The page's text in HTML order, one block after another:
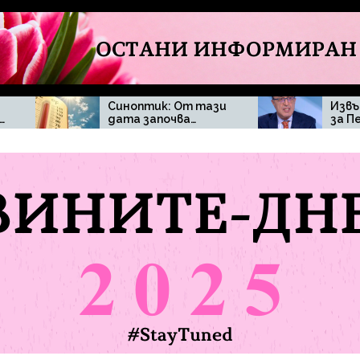
Синоптик: От тази
дата започва…
Извънредна новина
за Петър Стоянов и
твърденията, че ще